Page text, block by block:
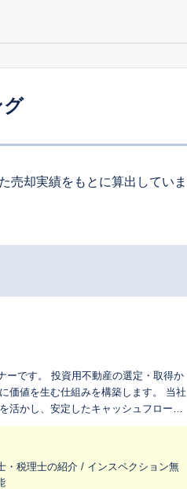
グ
売却実績をもとに算出していま
ーです。 投資用不動産の選定・取得か
を生む仕組みを構築します。 当社
かし、安定したキャッシュフローと
・法人化）まで、将来を見据えたご提
るパートナーであり続けます。
・税理士の紹介 / インスペクション無